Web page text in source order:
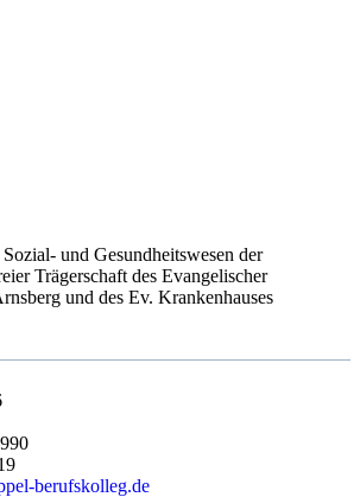
und Gesundheitswesen der
Trägerschaft des Evangelischer
und des Ev. Krankenhauses
berufskolleg.de